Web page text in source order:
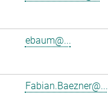
ebaum@...
Fabian.Baezner@...